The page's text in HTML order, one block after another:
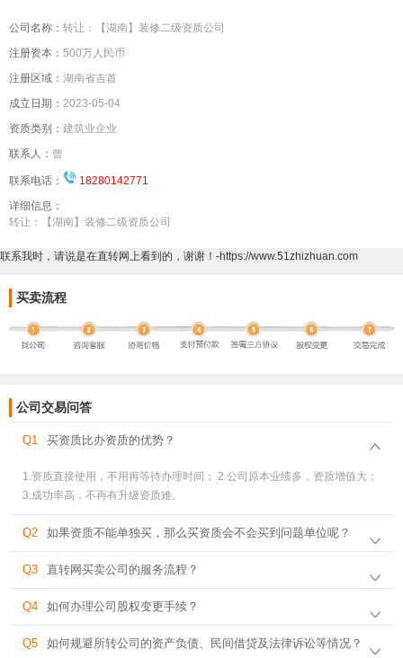
公司名称： 转让：【湖南】装修二级资质公司
注册资本： 500万人民币
注册区域： 湖南省吉首
成立日期： 2023-05-04
资质类别： 建筑业企业
联系人： 曾
联系电话：
18280142771
详细信息：
转让：【湖南】装修二级资质公司
联系我时，请说是在直转网上看到的，谢谢！-https://www.51zhizhuan.com
买卖流程
公司交易问答
Q1 买资质比办资质的优势？
1.资质直接使用，不用再等待办理时间； 2.公司原本业绩多，资质增值大；
3.成功率高，不再有升级资质难。
Q2 如果资质不能单独买，那么买资质会不会买到问题单位呢？
Q3 直转网买卖公司的服务流程？
Q4 如何办理公司股权变更手续？
Q5 如何规避所转公司的资产负债、民间借贷及法律诉讼等情况？